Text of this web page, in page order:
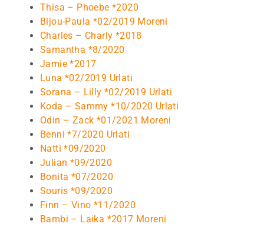
Thisa – Phoebe *2020
Bijou-Paula *02/2019 Moreni
Charles – Charly *2018
Samantha *8/2020
Jamie *2017
Luna *02/2019 Urlati
Sorana – Lilly *02/2019 Urlati
Koda – Sammy *10/2020 Urlati
Odin – Zack *01/2021 Moreni
Benni *7/2020 Urlati
Natti *09/2020
Julian *09/2020
Bonita *07/2020
Souris *09/2020
Finn – Vino *11/2020
Bambi – Laika *2017 Moreni